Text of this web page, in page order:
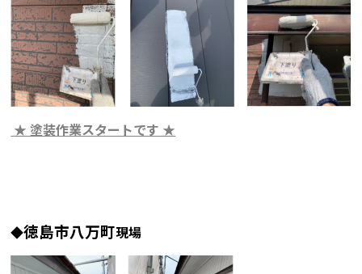
★ 塗装作業スタートです ★
◆徳島市八万町現場